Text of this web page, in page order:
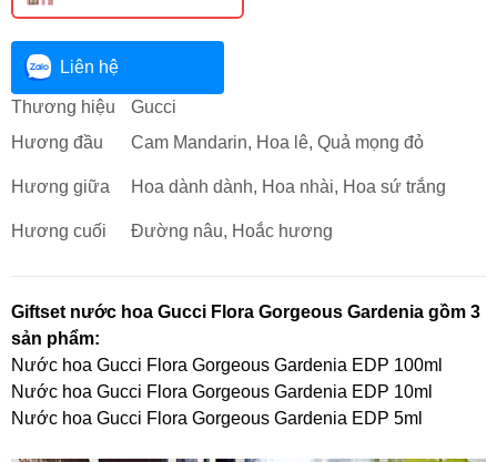
Liên hệ
Thương hiệu
Gucci
Hương đầu
Cam Mandarin, Hoa lê, Quả mọng đỏ
Hương giữa Hoa dành dành, Hoa nhài, Hoa sứ trắng
Hương cuối Đường nâu, Hoắc hương
Giftset nước hoa Gucci Flora Gorgeous Gardenia gồm 3
sản phẩm:
Nước hoa Gucci Flora Gorgeous Gardenia EDP 100ml
Nước hoa Gucci Flora Gorgeous Gardenia EDP 10ml
Nước hoa Gucci Flora Gorgeous Gardenia EDP 5ml